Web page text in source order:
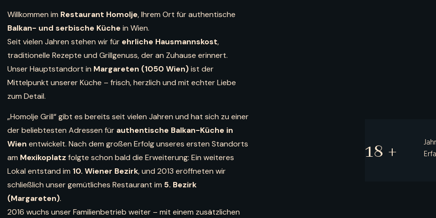
Willkommen im Restaurant Homolje, Ihrem Ort für authentische
Balkan- und serbische Küche in Wien.
Seit vielen Jahren stehen wir für ehrliche Hausmannskost,
traditionelle Rezepte und Grillgenuss, der an Zuhause erinnert.
Unser Hauptstandort in Margareten (1050 Wien)ist der
Mittelpunkt unserer Küche – frisch, herzlich und mit echter Liebe
zum Detail.
„Homolje Grill“ gibt es bereits seit vielen Jahren und hat sich zu einer
der beliebtesten Adressen für authentische Balkan-Küche in
Wien entwickelt. Nach dem großen Erfolg unseres ersten Standorts
am Mexikoplatz folgte schon bald die Erweiterung: Ein weiteres
Lokal entstand im 10. Wiener Bezirk, und 2013 eröffneten wir
schließlich unser gemütliches Restaurant im 5. Bezirk
(Margareten).
2016 wuchs unser Familienbetrieb weiter – mit einem zusätzlichen
19 +